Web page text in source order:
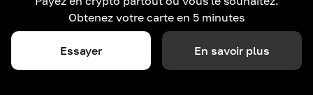
Obtenez votre carte en 5 minutes
Essayer En savoir plus